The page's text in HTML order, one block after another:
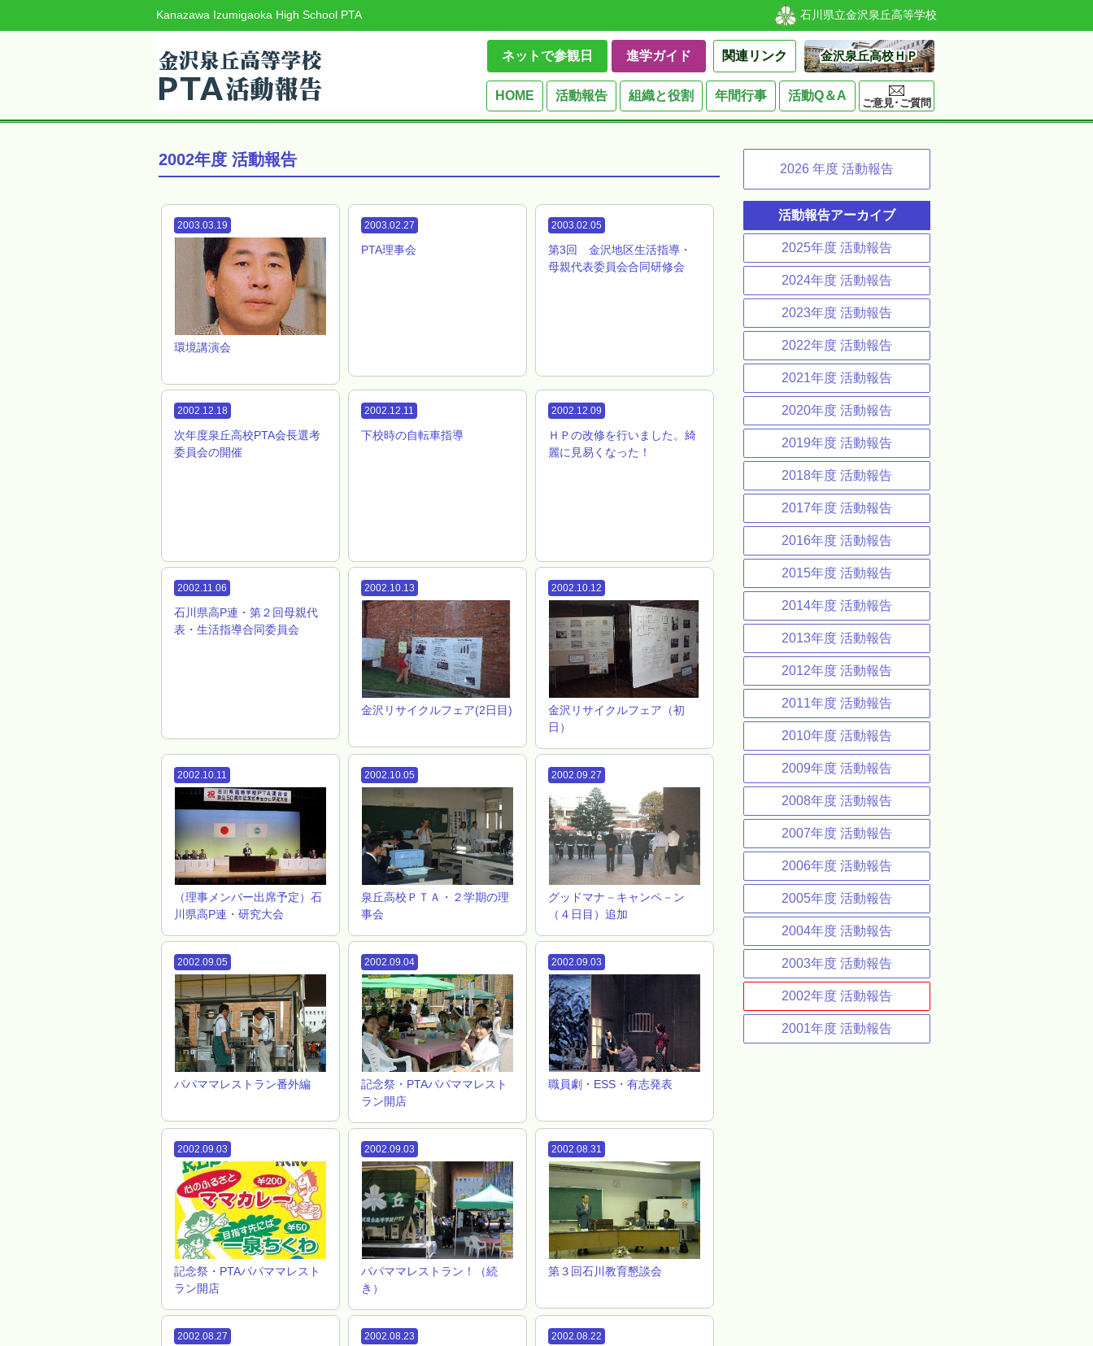
Kanazawa Izumigaoka High School PTA 石川県立金沢泉丘高等学校
ネットで参観日 進学ガイド 関連リンク 金沢泉丘高校ＨＰ
HOME 活動報告 組織と役割 年間行事 活動Q＆A
ご意見･ご質問
2002年度 活動報告
2003.03.19
環境講演会
2003.02.27
PTA理事会
2003.02.05
第3回 金沢地区生活指導・
母親代表委員会合同研修会
2002.12.18
次年度泉丘高校PTA会長選考
委員会の開催
2002.12.11
下校時の自転車指導
2002.12.09
ＨＰの改修を行いました。綺
麗に見易くなった！
2002.11.06
石川県高P連・第２回母親代
表・生活指導合同委員会
2002.10.13
金沢リサイクルフェア(2日目)
2002.10.12
金沢リサイクルフェア（初
日）
2002.10.11
（理事メンバー出席予定）石
川県高P連・研究大会
2002.10.05
泉丘高校ＰＴＡ・２学期の理
事会
2002.09.27
グッドマナ－キャンペ－ン
（４日目）追加
2002.09.05
パパママレストラン番外編
2002.09.04
記念祭・PTAパパママレスト
ラン開店
2002.09.03
職員劇・ESS・有志発表
2002.09.03
記念祭・PTAパパママレスト
ラン開店
2002.09.03
パパママレストラン！（続
き）
2002.08.31
第３回石川教育懇談会
2002.08.27 2002.08.23 2002.08.22
2026 年度 活動報告
活動報告アーカイブ
2025年度 活動報告
2024年度 活動報告
2023年度 活動報告
2022年度 活動報告
2021年度 活動報告
2020年度 活動報告
2019年度 活動報告
2018年度 活動報告
2017年度 活動報告
2016年度 活動報告
2015年度 活動報告
2014年度 活動報告
2013年度 活動報告
2012年度 活動報告
2011年度 活動報告
2010年度 活動報告
2009年度 活動報告
2008年度 活動報告
2007年度 活動報告
2006年度 活動報告
2005年度 活動報告
2004年度 活動報告
2003年度 活動報告
2002年度 活動報告
2001年度 活動報告